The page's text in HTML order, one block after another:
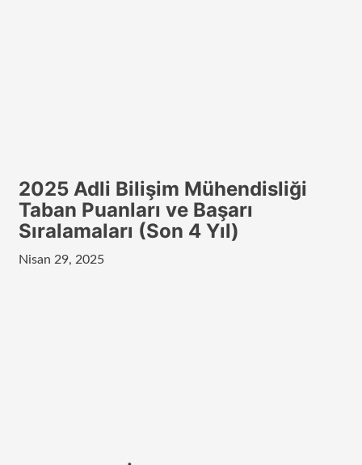
2025 Adli Bilişim Mühendisliği
Taban Puanları ve Başarı
Sıralamaları (Son 4 Yıl)
Nisan 29, 2025